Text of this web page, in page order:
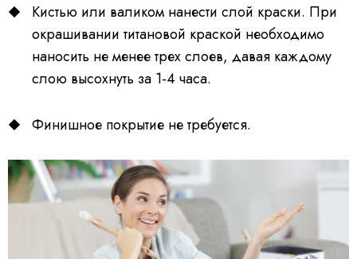
Кистью или валиком нанести слой краски. При
окрашивании титановой краской необходимо
наносить не менее трех слоев, давая каждому
слою высохнуть за 1-4 часа.
Финишное покрытие не требуется.